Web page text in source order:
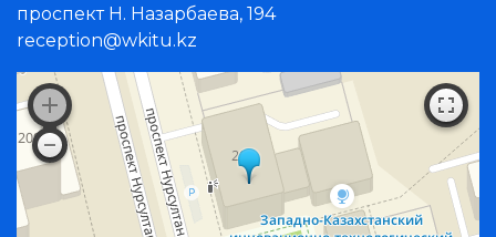
проспект Н. Назарбаева, 194
reception@wkitu.kz